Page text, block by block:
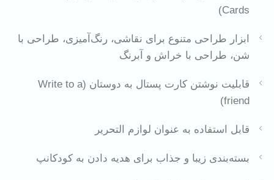
Cards)
ابزار طراحی متنوع برای نقاشی، رنگ‌آمیزی، طراحی با
شن، طراحی با خراش و آبرنگ
قابلیت نوشتن کارت پستال به دوستان (Write to a
friend)
قابل استفاده به عنوان لوازم التحریر
بسته‌بندی زیبا و جذاب برای هدیه دادن به کودکانپ